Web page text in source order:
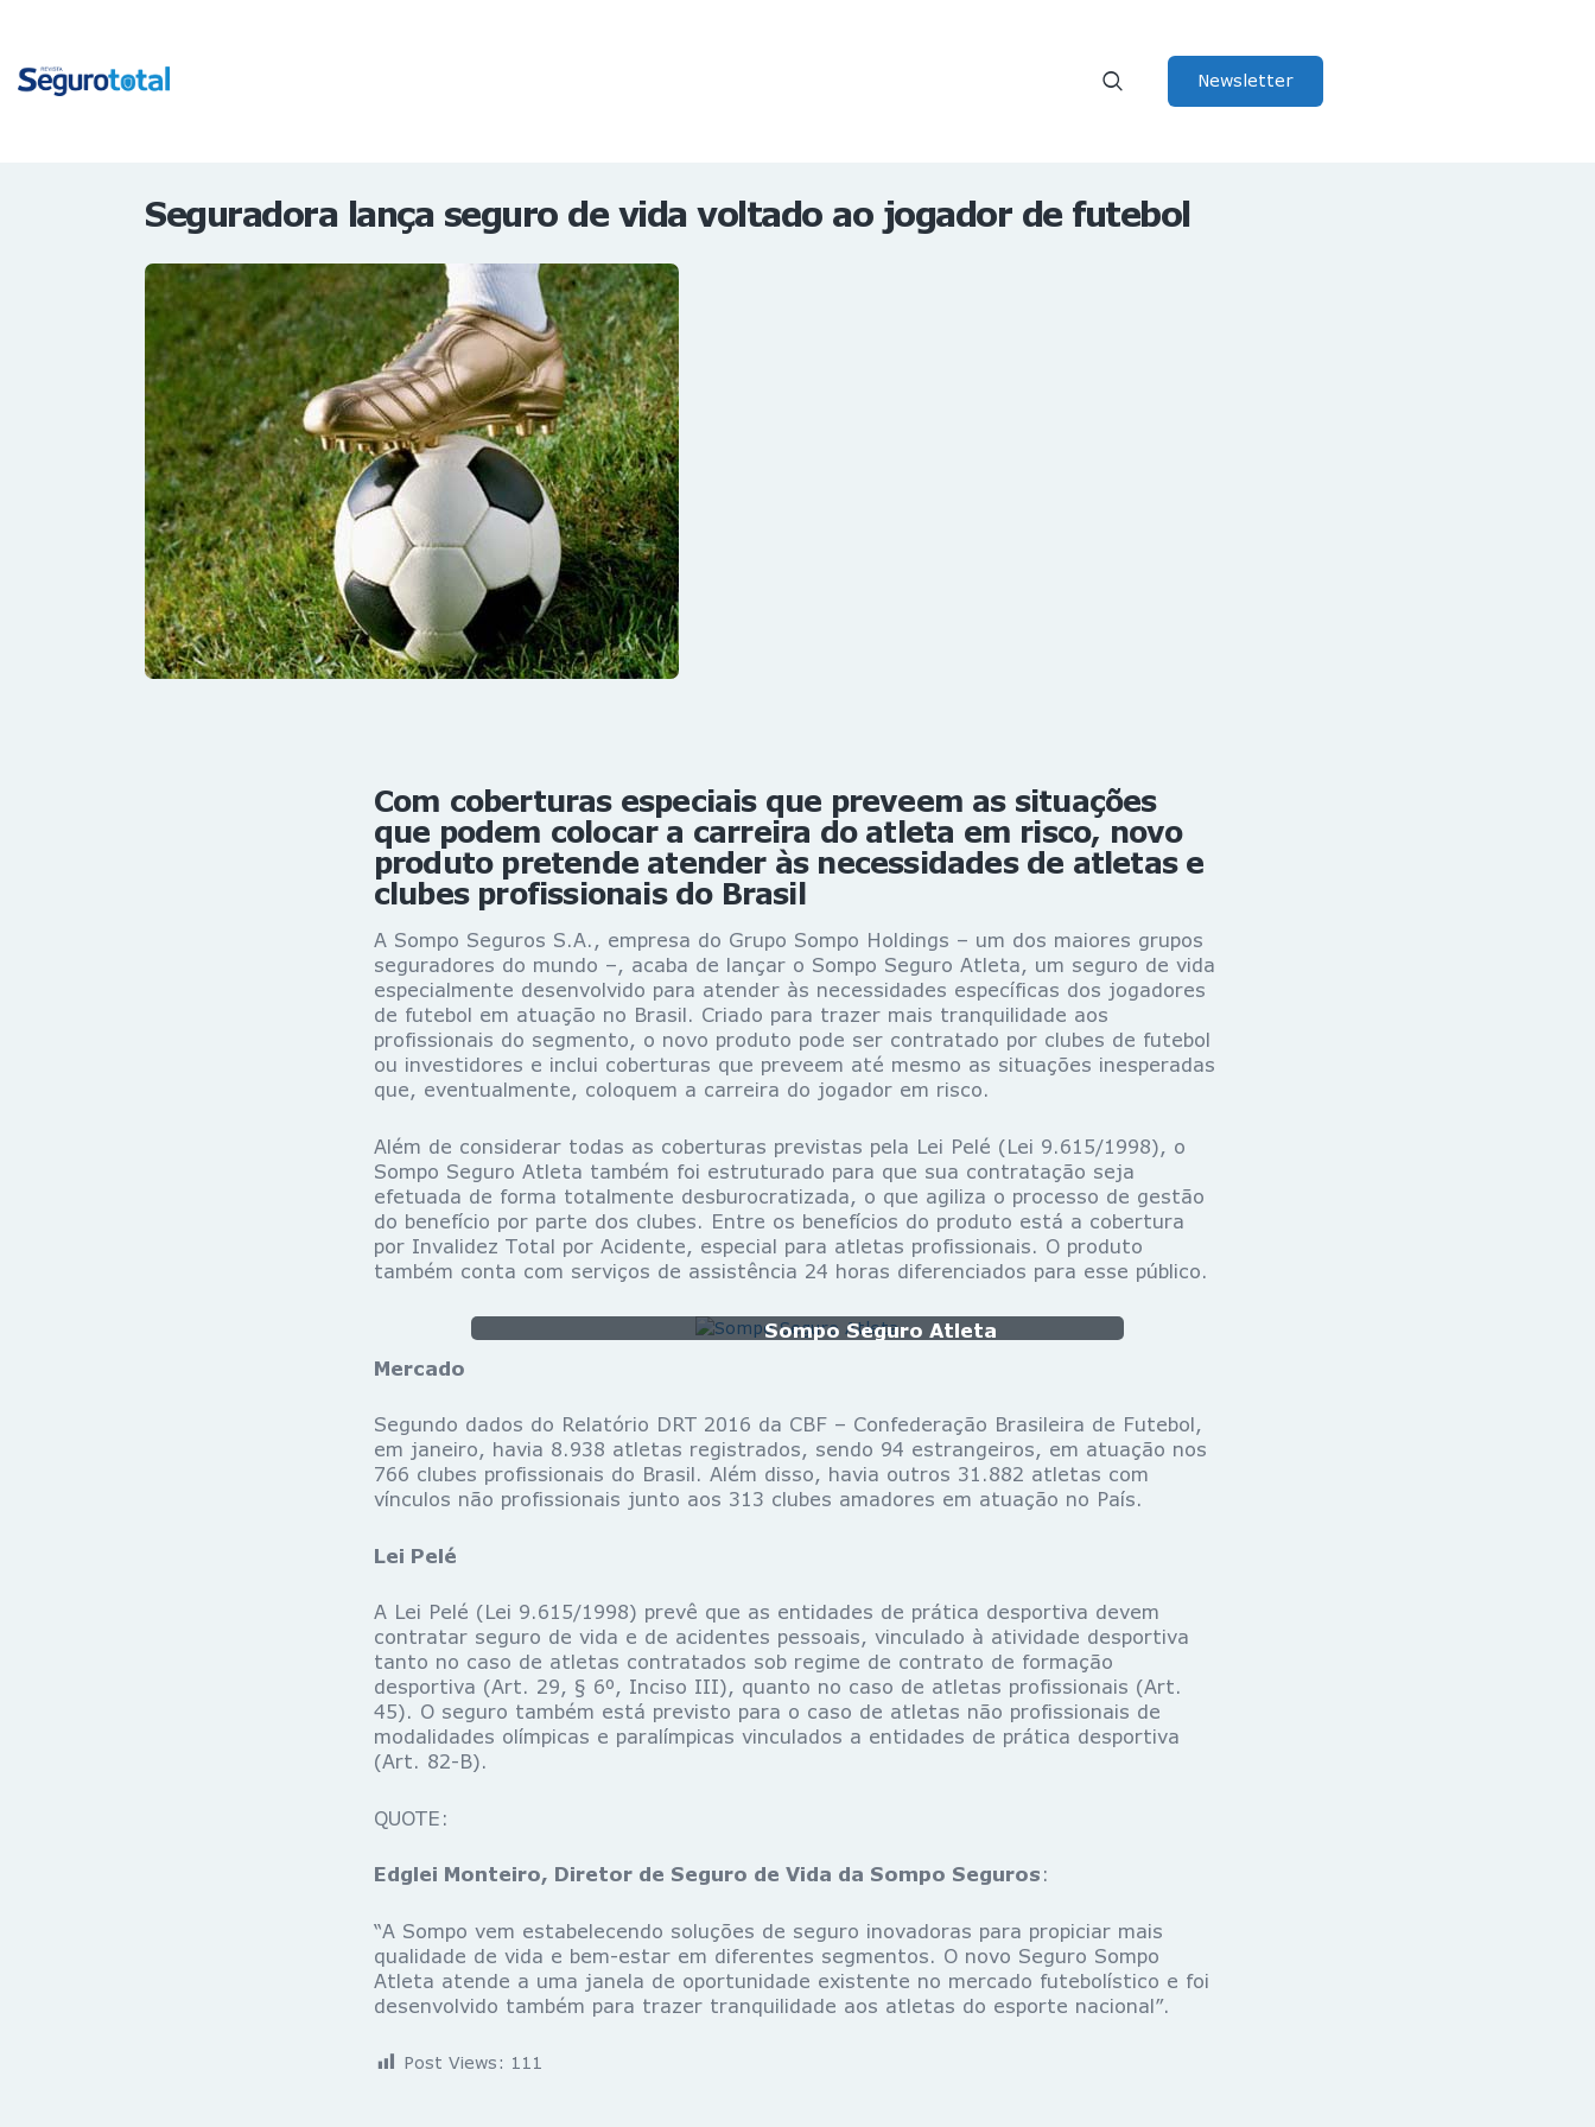
Newsletter
HOME
Seguradora lança seguro de vida voltado ao jogador de futebol
Com coberturas especiais que preveem as situações
que podem colocar a carreira do atleta em risco, novo
produto pretende atender às necessidades de atletas e
clubes profissionais do Brasil
A Sompo Seguros S.A., empresa do Grupo Sompo Holdings – um dos maiores grupos
seguradores do mundo –, acaba de lançar o Sompo Seguro Atleta, um seguro de vida
especialmente desenvolvido para atender às necessidades específicas dos jogadores
de futebol em atuação no Brasil. Criado para trazer mais tranquilidade aos
profissionais do segmento, o novo produto pode ser contratado por clubes de futebol
ou investidores e inclui coberturas que preveem até mesmo as situações inesperadas
que, eventualmente, coloquem a carreira do jogador em risco.
Além de considerar todas as coberturas previstas pela Lei Pelé (Lei 9.615/1998), o
Sompo Seguro Atleta também foi estruturado para que sua contratação seja
efetuada de forma totalmente desburocratizada, o que agiliza o processo de gestão
do benefício por parte dos clubes. Entre os benefícios do produto está a cobertura
por Invalidez Total por Acidente, especial para atletas profissionais. O produto
também conta com serviços de assistência 24 horas diferenciados para esse público.
Sompo Seguro Atleta
Mercado
Segundo dados do Relatório DRT 2016 da CBF – Confederação Brasileira de Futebol,
em janeiro, havia 8.938 atletas registrados, sendo 94 estrangeiros, em atuação nos
766 clubes profissionais do Brasil. Além disso, havia outros 31.882 atletas com
vínculos não profissionais junto aos 313 clubes amadores em atuação no País.
Lei Pelé
A Lei Pelé (Lei 9.615/1998) prevê que as entidades de prática desportiva devem
contratar seguro de vida e de acidentes pessoais, vinculado à atividade desportiva
tanto no caso de atletas contratados sob regime de contrato de formação
desportiva (Art. 29, § 6º, Inciso III), quanto no caso de atletas profissionais (Art.
45). O seguro também está previsto para o caso de atletas não profissionais de
modalidades olímpicas e paralímpicas vinculados a entidades de prática desportiva
(Art. 82-B).
QUOTE:
Edglei Monteiro, Diretor de Seguro de Vida da Sompo Seguros :
“A Sompo vem estabelecendo soluções de seguro inovadoras para propiciar mais
qualidade de vida e bem-estar em diferentes segmentos. O novo Seguro Sompo
Atleta atende a uma janela de oportunidade existente no mercado futebolístico e foi
desenvolvido também para trazer tranquilidade aos atletas do esporte nacional”.
Post Views: 111